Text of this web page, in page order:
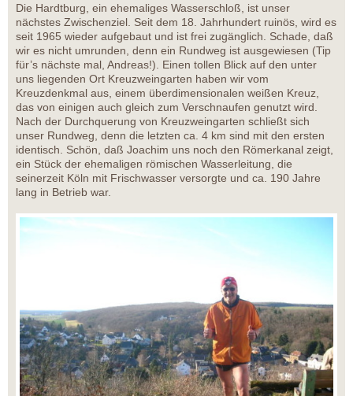
Die Hardtburg, ein ehemaliges Wasserschloß, ist unser
nächstes Zwischenziel. Seit dem 18. Jahrhundert ruinös, wird es
seit 1965 wieder aufgebaut und ist frei zugänglich. Schade, daß
wir es nicht umrunden, denn ein Rundweg ist ausgewiesen (Tip
für’s nächste mal, Andreas!). Einen tollen Blick auf den unter
uns liegenden Ort Kreuzweingarten haben wir vom
Kreuzdenkmal aus, einem überdimensionalen weißen Kreuz,
das von einigen auch gleich zum Verschnaufen genutzt wird.
Nach der Durchquerung von Kreuzweingarten schließt sich
unser Rundweg, denn die letzten ca. 4 km sind mit den ersten
identisch. Schön, daß Joachim uns noch den Römerkanal zeigt,
ein Stück der ehemaligen römischen Wasserleitung, die
seinerzeit Köln mit Frischwasser versorgte und ca. 190 Jahre
lang in Betrieb war.